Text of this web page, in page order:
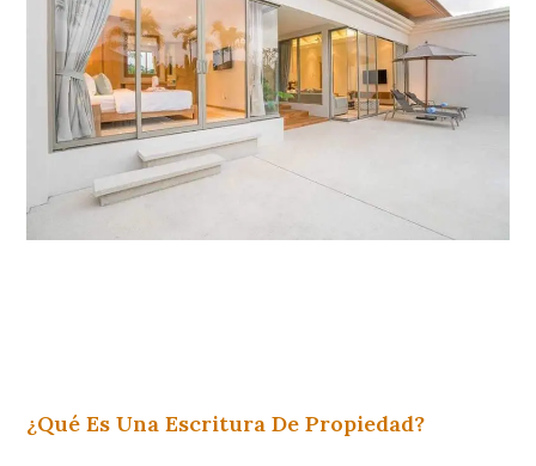
¿Qué Es Una Escritura De Propiedad?